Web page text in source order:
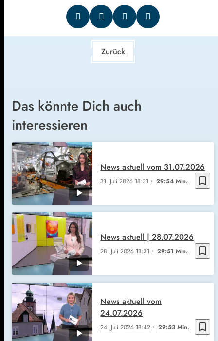
Zurück
Das könnte Dich auch
interessieren
bookmark_border
31. Juli 2026 18:31 29:54 Min.
News aktuell vom 31.07.2026
bookmark_border
28. Juli 2026 18:31 29:51 Min.
News aktuell | 28.07.2026
bookmark_border
24. Juli 2026 18:42 29:53 Min.
News aktuell vom
24.07.2026